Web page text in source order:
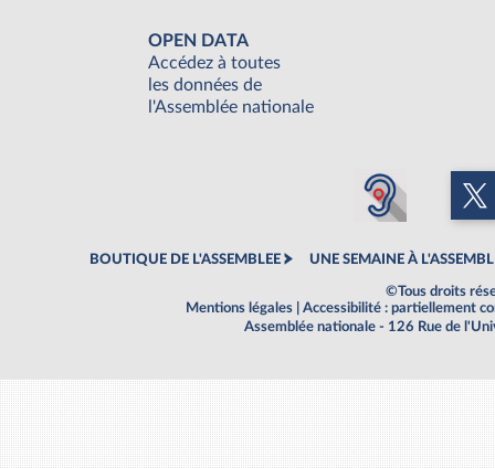
OPEN DATA
Accédez à toutes
les données de
l'Assemblée nationale
BOUTIQUE DE L'ASSEMBLEE UNE SEMAINE À
©Tous droits
Mentions légales
Accessibilité : partiellement
Assemblée nationale - 126 Rue de